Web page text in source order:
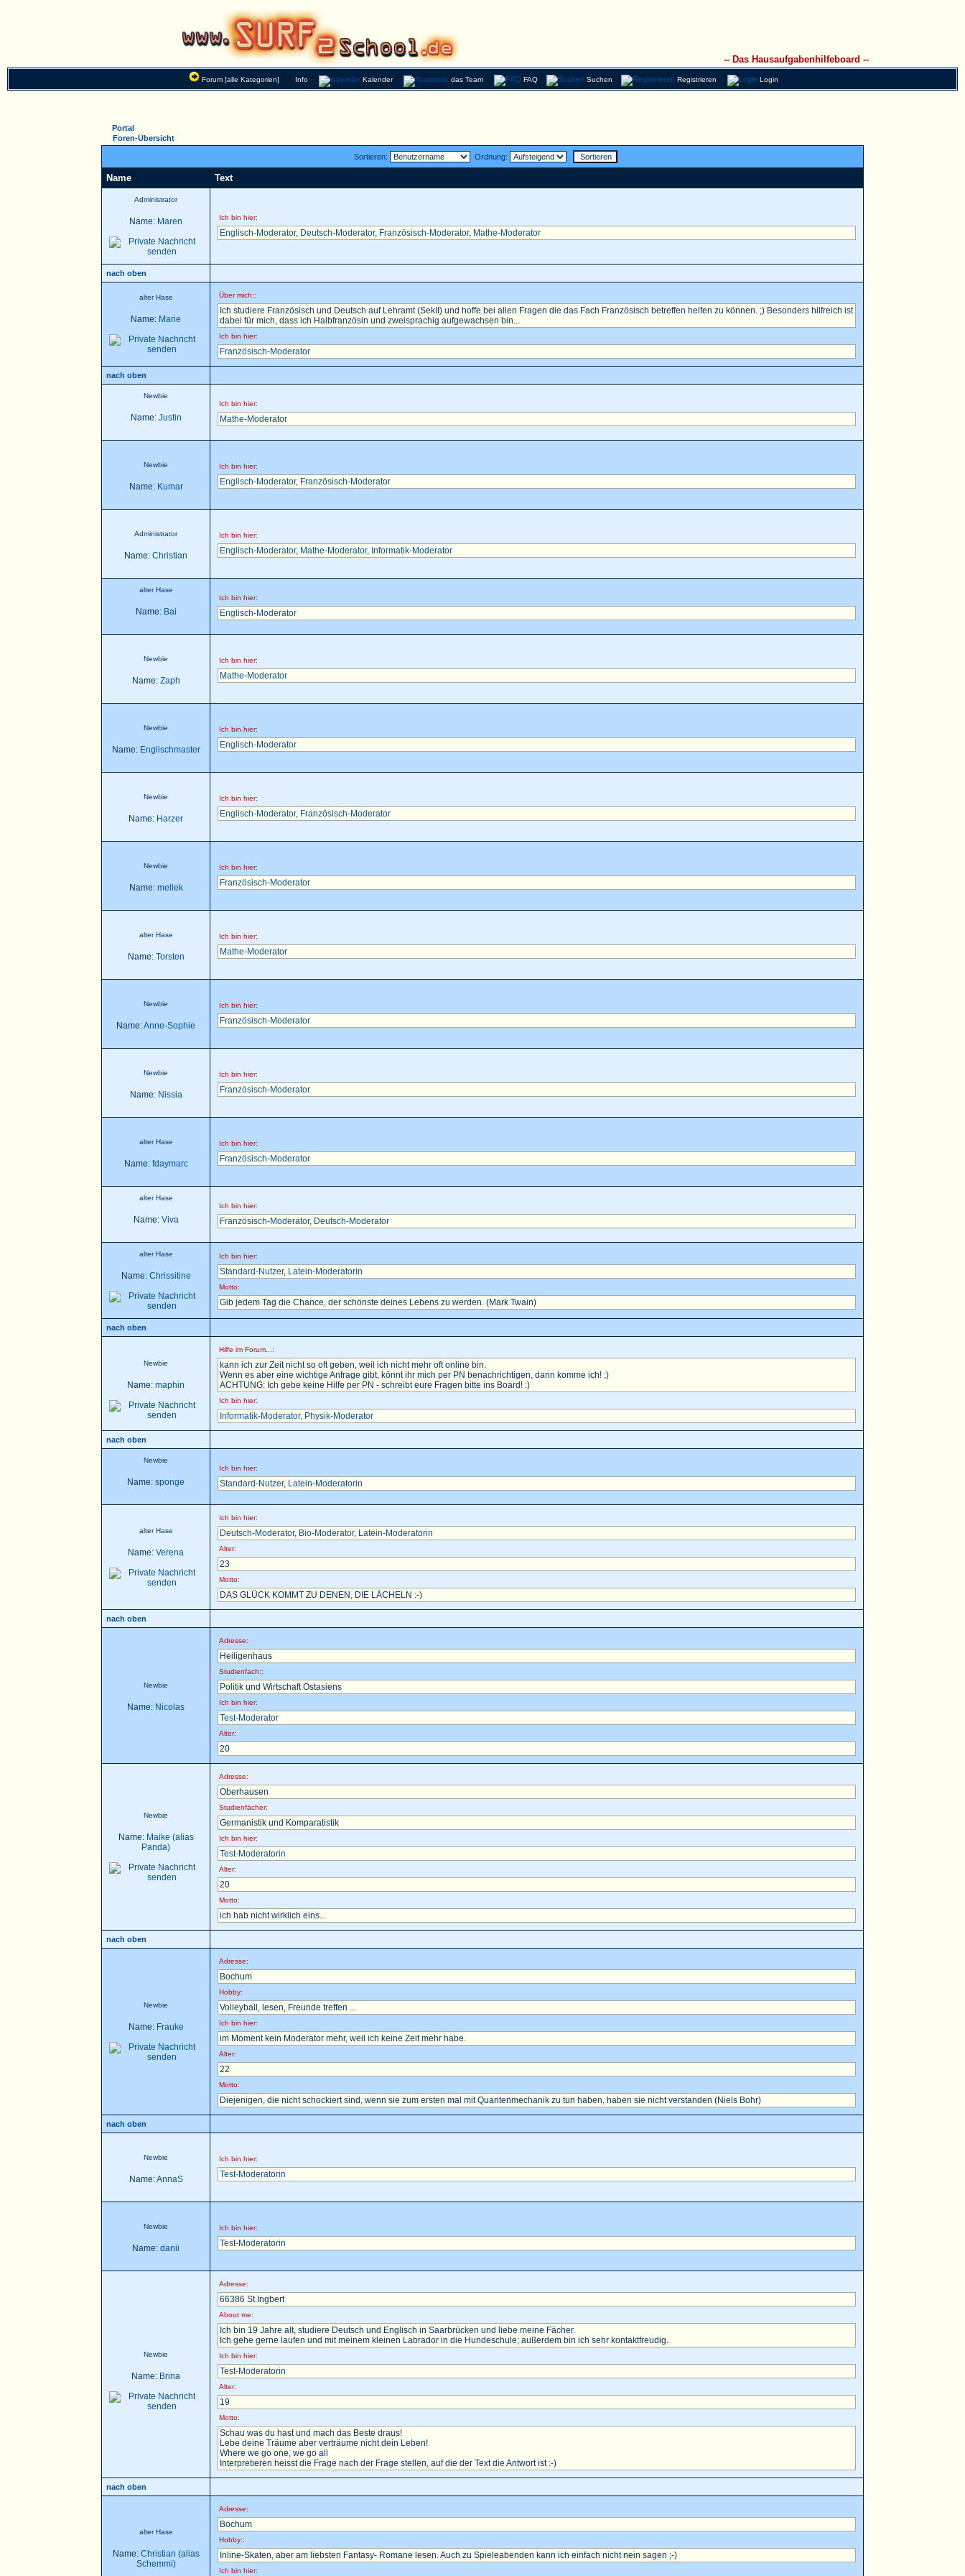
-- Das Hausaufgabenhilfeboard --
Forum [alle Kategorien] Info Kalender das Team FAQ Suchen Registrieren Login
Portal
Foren-Übersicht
Sortieren: Ordnung:
Name Text
Administrator
Name: Maren Ich bin hier:
Englisch-Moderator, Deutsch-Moderator, Französisch-Moderator, Mathe-Moderator
nach oben
alter Hase
Name: Marie
Über mich::
Ich studiere Französisch und Deutsch auf Lehramt (SekII) und hoffe bei allen Fragen die das Fach Französisch betreffen helfen zu können. ;) Besonders hilfreich ist
dabei für mich, dass ich Halbfranzösin und zweisprachig aufgewachsen bin...
Ich bin hier:
Französisch-Moderator
nach oben
Newbie
Name: Justin
Ich bin hier:
Mathe-Moderator
Newbie
Name: Kumar
Ich bin hier:
Englisch-Moderator, Französisch-Moderator
Administrator
Name: Christian
Ich bin hier:
Englisch-Moderator, Mathe-Moderator, Informatik-Moderator
alter Hase
Name: Bai
Ich bin hier:
Englisch-Moderator
Newbie
Name: Zaph
Ich bin hier:
Mathe-Moderator
Newbie
Name: Englischmaster
Ich bin hier:
Englisch-Moderator
Newbie
Name: Harzer
Ich bin hier:
Englisch-Moderator, Französisch-Moderator
Newbie
Name: mellek
Ich bin hier:
Französisch-Moderator
alter Hase
Name: Torsten
Ich bin hier:
Mathe-Moderator
Newbie
Name:Anne-Sophie
Ich bin hier:
Französisch-Moderator
Newbie
Name: Nissia
Ich bin hier:
Französisch-Moderator
alter Hase
Name: fdaymarc
Ich bin hier:
Französisch-Moderator
alter Hase
Name: Viva
Ich bin hier:
Französisch-Moderator, Deutsch-Moderator
alter Hase
Name: Chrissitine
Ich bin hier:
Standard-Nutzer, Latein-Moderatorin
Motto:
Gib jedem Tag die Chance, der schönste deines Lebens zu werden. (Mark Twain)
nach oben
Newbie
Name: maphin
Hilfe im Forum...:
kann ich zur Zeit nicht so oft geben, weil ich nicht mehr oft online bin.
Wenn es aber eine wichtige Anfrage gibt, könnt ihr mich per PN benachrichtigen, dann komme ich! ;)
ACHTUNG: Ich gebe keine Hilfe per PN - schreibt eure Fragen bitte ins Board! :)
Ich bin hier:
Informatik-Moderator, Physik-Moderator
nach oben
Newbie
Name: sponge
Ich bin hier:
Standard-Nutzer, Latein-Moderatorin
alter Hase
Name: Verena
Ich bin hier:
Deutsch-Moderator, Bio-Moderator, Latein-Moderatorin
Alter:
23
Motto:
DAS GLÜCK KOMMT ZU DENEN, DIE LÄCHELN :-)
nach oben
Newbie
Name: Nicolas
Adresse:
Heiligenhaus
Studienfach::
Politik und Wirtschaft Ostasiens
Ich bin hier:
Test-Moderator
Alter:
20
Newbie
Name: Maike (alias
Panda)
Adresse:
Oberhausen
Studienfächer:
Germanistik und Komparatistik
Ich bin hier:
Test-Moderatorin
Alter:
20
Motto:
ich hab nicht wirklich eins...
nach oben
Newbie
Name: Frauke
Adresse:
Bochum
Hobby:
Volleyball, lesen, Freunde treffen ...
Ich bin hier:
im Moment kein Moderator mehr, weil ich keine Zeit mehr habe.
Alter:
22
Motto:
Diejenigen, die nicht schockiert sind, wenn sie zum ersten mal mit Quantenmechanik zu tun haben, haben sie nicht verstanden (Niels Bohr)
nach oben
Newbie
Name:AnnaS
Ich bin hier:
Test-Moderatorin
Newbie
Name: danii
Ich bin hier:
Test-Moderatorin
Newbie
Name: Brina
Adresse:
66386 St.Ingbert
About me:
Ich bin 19 Jahre alt, studiere Deutsch und Englisch in Saarbrücken und liebe meine Fächer.
Ich gehe gerne laufen und mit meinem kleinen Labrador in die Hundeschule; außerdem bin ich sehr kontaktfreudig.
Ich bin hier:
Test-Moderatorin
Alter:
19
Motto:
Schau was du hast und mach das Beste draus!
Lebe deine Träume aber verträume nicht dein Leben!
Where we go one, we go all
Interpretieren heisst die Frage nach der Frage stellen, auf die der Text die Antwort ist :-)
nach oben
alter Hase
Name: Christian (alias
Schemmi)
Adresse:
Bochum
Hobby::
Inline-Skaten, aber am liebsten Fantasy- Romane lesen. Auch zu Spieleabenden kann ich einfach nicht nein sagen ;-)
Ich bin hier: